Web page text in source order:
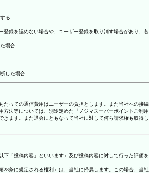
る
録を認めない場合や、ユーザー登録を取り消す場合があり
場合
した場合
っての通信費用はユーザーの負担とします。また当社への接
法等については、別途定めた『ノジマスーパーポイントご利
ます。また退会にともなって当社に対して何ら請求権も取
「投稿内容」といいます）及び投稿内容に対して行った評
条に規定される権利）は、当社に帰属します。この場合、当